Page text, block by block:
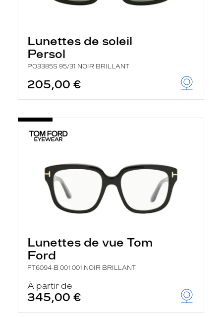
Lunettes de soleil
Persol
PO3385S 95/31 NOIR BRILLANT
205,00 €
Lunettes de vue Tom
Ford
FT6094-B 001 001 NOIR BRILLANT
À partir de
345,00 €